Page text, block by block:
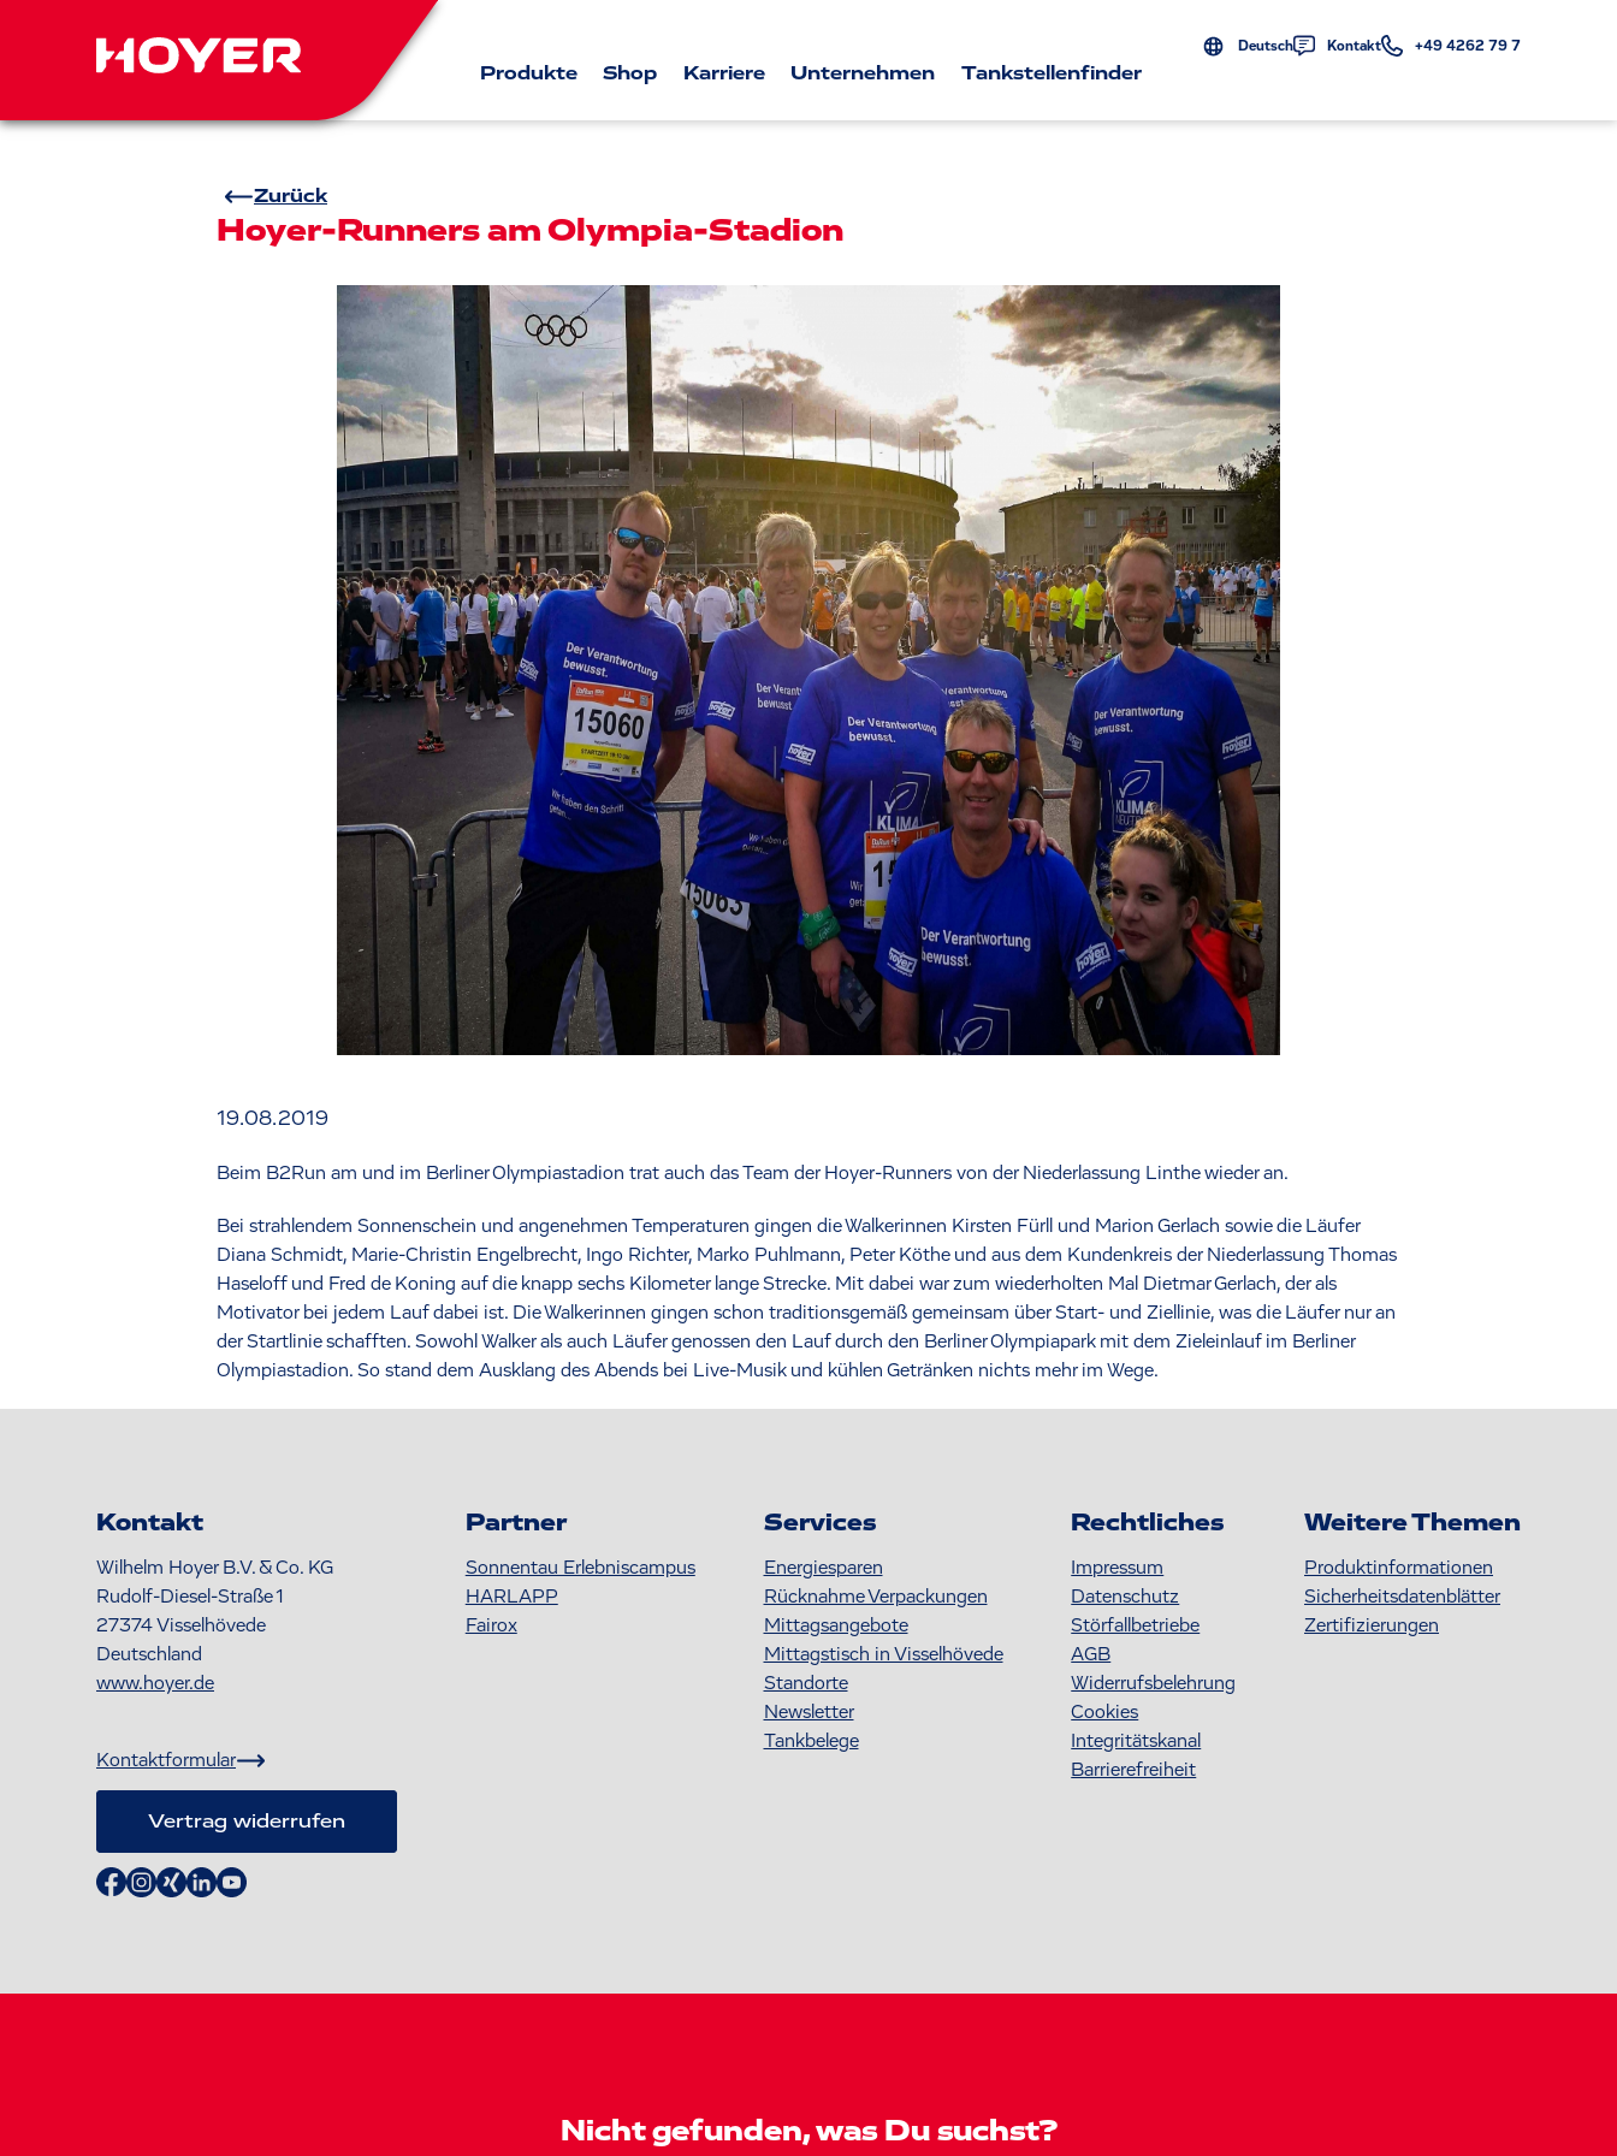
Deutsch Kontakt +49 4262 79 7
Produkte Shop Karriere Unternehmen Tankstellenfinder
Zurück
Hoyer-Runners am Olympia-Stadion
19.08.2019
Beim B2Run am und im Berliner Olympiastadion trat auch das Team der Hoyer-Runners von der Niederlassung Linthe wieder an.
Bei strahlendem Sonnenschein und angenehmen Temperaturen gingen die Walkerinnen Kirsten Fürll und Marion Gerlach sowie die Läufer
Diana Schmidt, Marie-Christin Engelbrecht, Ingo Richter, Marko Puhlmann, Peter Köthe und aus dem Kundenkreis der Niederlassung Thomas
Haseloff und Fred de Koning auf die knapp sechs Kilometer lange Strecke. Mit dabei war zum wiederholten Mal Dietmar Gerlach, der als
Motivator bei jedem Lauf dabei ist. Die Walkerinnen gingen schon traditionsgemäß gemeinsam über Start- und Ziellinie, was die Läufer nur an
der Startlinie schafften. Sowohl Walker als auch Läufer genossen den Lauf durch den Berliner Olympiapark mit dem Zieleinlauf im Berliner
Olympiastadion. So stand dem Ausklang des Abends bei Live-Musik und kühlen Getränken nichts mehr im Wege.
Kontakt
Wilhelm Hoyer B.V. & Co. KG
Rudolf-Diesel-Straße 1
27374Visselhövede
Deutschland
www.hoyer.de
Kontaktformular
Vertrag widerrufen
Partner
Sonnentau Erlebniscampus
HARLAPP
Fairox
Services
Energiesparen
Rücknahme Verpackungen
Mittagsangebote
Mittagstisch in Visselhövede
Standorte
Newsletter
Tankbelege
Rechtliches
Impressum
Datenschutz
Störfallbetriebe
AGB
Widerrufsbelehrung
Cookies
Integritätskanal
Barrierefreiheit
Weitere Themen
Produktinformationen
S icherheitsdatenblätter
Zertifizierungen
Nicht gefunden, was Du suchst?